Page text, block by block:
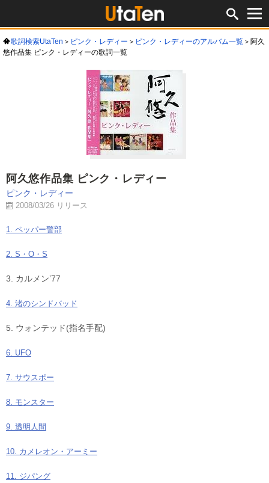
歌詞検索UtaTen ピンク・レディー ピンク・レディーのアルバム一覧
阿久
悠作品集 ピンク・レディーの歌詞一覧
阿久悠作品集 ピンク・レディー
ピンク・レディー
2008/03/26 リリース
1. ペッパー警部
2. S・O・S
3. カルメン’77
4. 渚のシンドバッド
5. ウォンテッド(指名手配)
6. UFO
7. サウスポー
8. モンスター
9. 透明人間
10. カメレオン・アーミー
11. ジパング